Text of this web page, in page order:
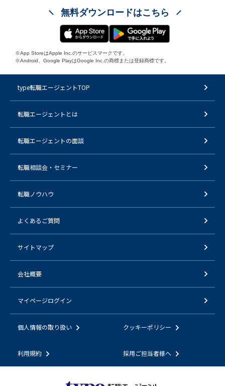
無料ダウンロードはこちら
※App StoreはApple Inc.のサービスマークです。
※Android、Google PlayはGoogle Inc.の商標または登録商標です。
type転職エージェントTOP
転職エージェントとは
転職エージェントの面談
転職相談会・セミナー
転職ノウハウ
よくあるご質問
サイトマップ
会社概要
マイページログイン
個人情報の取り扱い クッキーポリシー
利用規約 採用ご担当者様へ